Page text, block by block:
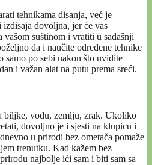
tehnikama disanja, već je
izdisaja dovoljna, jer će vas
suštinom i vratiti u sadašnji
da i naučite određene tehnike
samo po sebi nakon što uvidite
i važan alat na putu prema sreći.
biljke, vodu, zemlju, zrak. Ukoliko
dovoljno je i sjesti na klupicu i
u prirodi bez ometača pomaže
trenutku. Kad kažem bez
najbolje ići sam i biti sam sa